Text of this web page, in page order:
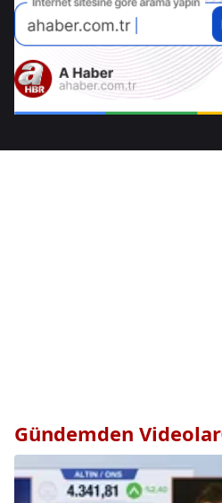
Gündemden Videolar